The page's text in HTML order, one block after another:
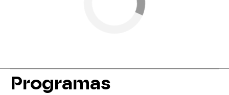
Programas